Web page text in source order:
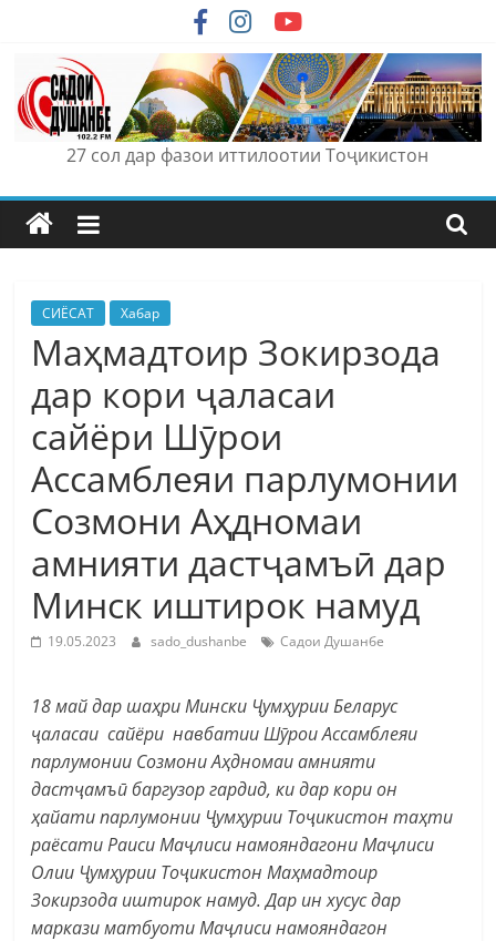
content
27 сол дар фазои иттилоотии Тоҷикистон
СИЁСАТ Хабар
Маҳмадтоир Зокирзода
дар кори ҷаласаи
сайёри Шӯрои
Ассамблеяи парлумонии
Созмони Аҳдномаи
амнияти дастҷамъӣ дар
Минск иштирок намуд
19.05.2023 sado_dushanbe Садои Душанбе
18 майдар шаҳри Мински Ҷумҳурии Беларус
ҷаласаи сайёри навбатии Шӯрои Ассамблеяи
парлумонии Созмони Аҳдномаи амнияти
дастҷамъӣ баргузор гардид, ки дар кори он
ҳайати парлумонии Ҷумҳурии Тоҷикистон таҳти
раёсати Раиси Маҷлиси намояндагони Маҷлиси
Олии Ҷумҳурии Тоҷикистон Маҳмадтоир
Зокирзода иштирок намуд. Дар ин хусус дар
маркази матбуоти Маҷлиси намояндагон